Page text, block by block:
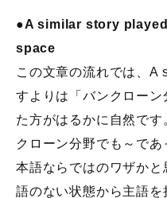
●A similar story
space
この文章の流れでは、A
すよりは「バンクロー
た方がはるかに自然で
クローン分野でも～で
本語ならではのワザか
語のない状態から主語